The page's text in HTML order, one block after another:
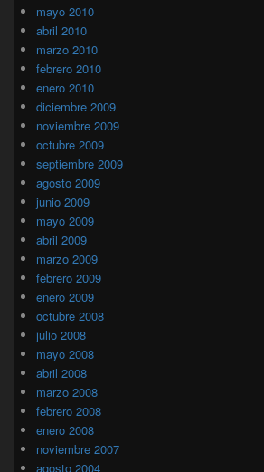
mayo 2010
abril 2010
marzo 2010
febrero 2010
enero 2010
diciembre 2009
noviembre 2009
octubre 2009
septiembre 2009
agosto 2009
junio 2009
mayo 2009
abril 2009
marzo 2009
febrero 2009
enero 2009
octubre 2008
julio 2008
mayo 2008
abril 2008
marzo 2008
febrero 2008
enero 2008
noviembre 2007
agosto 2004